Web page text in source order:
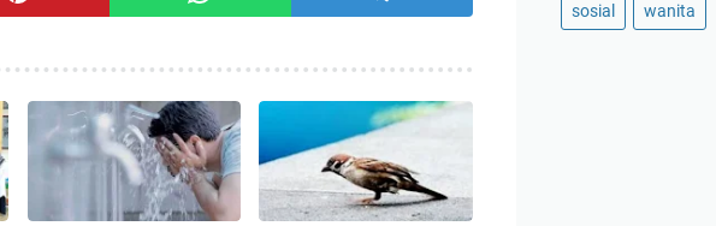
sosial wanita